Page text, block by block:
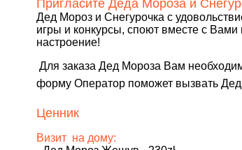
Пригласите Деда Мороза и
Дед Мороз и Снегурочка с
игры и конкурсы, споют вместе с
настроение!
Для заказа Дед Мороза Вам
форму Оператор поможет вызвать
Ценник
Визит на дому: